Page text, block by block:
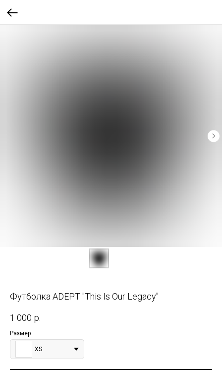
Футболка ADEPT "This Is Our Legacy"
1 000 р.
Размер
XS